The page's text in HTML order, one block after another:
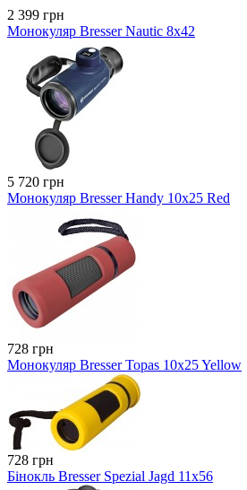
2 399 грн
Монокуляр Bresser Nautic 8x42
5 720 грн
Монокуляр Bresser Handy 10x25 Red
728 грн
Монокуляр Bresser Topas 10x25 Yellow
728 грн
Бінокль Bresser Spezial Jagd 11x56